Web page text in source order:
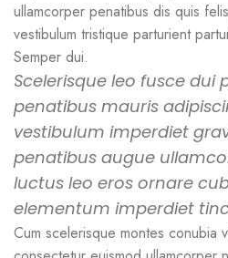
ullamcorper penatibus dis quis
vestibulum tristique parturient
Semper dui.
Scelerisque leo fusce dui
penatibus mauris
vestibulum imperdiet
penatibus augue
luctus leo eros ornare
elementum imperdiet
Cum scelerisque montes conubia